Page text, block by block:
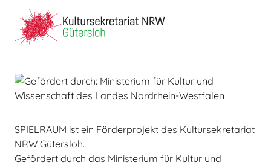
SPIELRAUM ist ein Förderprojekt des Kultursekretariat
NRW Gütersloh.
Gefördert durch das Ministerium für Kultur und